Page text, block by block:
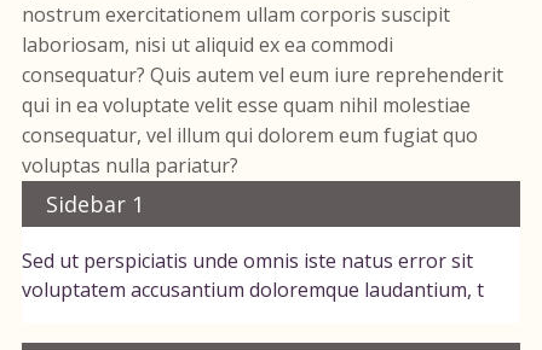
nostrum exercitationem ullam corporis suscipit
laboriosam, nisi ut aliquid ex ea commodi
consequatur? Quis autem vel eum iure reprehenderit
qui in ea voluptate velit esse quam nihil molestiae
consequatur, vel illum qui dolorem eum fugiat quo
voluptas nulla pariatur?
Sidebar 1
Sed ut perspiciatis unde omnis iste natus error sit
voluptatem accusantium doloremque laudantium, t